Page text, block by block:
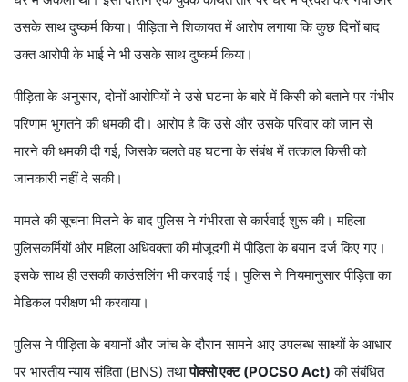
उसके साथ दुष्कर्म किया। पीड़िता ने शिकायत में आरोप लगाया कि कुछ दिनों बाद
उक्त आरोपी के भाई ने भी उसके साथ दुष्कर्म किया।
पीड़िता के अनुसार, दोनों आरोपियों ने उसे घटना के बारे में किसी को बताने पर गंभीर
परिणाम भुगतने की धमकी दी। आरोप है कि उसे और उसके परिवार को जान से
मारने की धमकी दी गई, जिसके चलते वह घटना के संबंध में तत्काल किसी को
जानकारी नहीं दे सकी।
मामले की सूचना मिलने के बाद पुलिस ने गंभीरता से कार्रवाई शुरू की। महिला
पुलिसकर्मियों और महिला अधिवक्ता की मौजूदगी में पीड़िता के बयान दर्ज किए गए।
इसके साथ ही उसकी काउंसलिंग भी करवाई गई। पुलिस ने नियमानुसार पीड़िता का
मेडिकल परीक्षण भी करवाया।
पुलिस ने पीड़िता के बयानों और जांच के दौरान सामने आए उपलब्ध साक्ष्यों के आधार
पर भारतीय न्याय संहिता (BNS) तथापोक्सो एक्ट (POCSO Act) की संबंधित